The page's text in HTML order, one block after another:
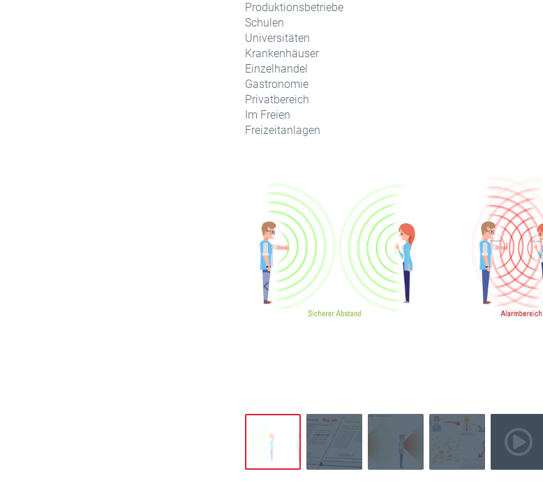
Produktionsbetriebe
Schulen
Universitäten
Krankenhäuser
Einzelhandel
Gastronomie
Privatbereich
Im Freien
Freizeitanlagen